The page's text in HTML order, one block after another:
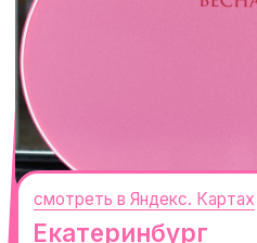
Сочи
Село Эстосадок, ТРЦ Горки Молл,
Горная Карусель, 3
+7 (919) 374-04-04
с 10-00 до 22-00
смотреть в Яндекс. Картах